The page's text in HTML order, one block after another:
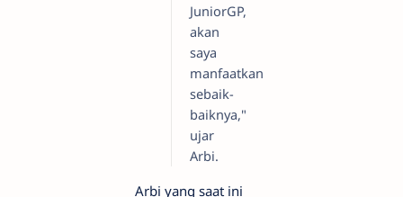
JuniorGP,
akan
saya
manfaatkan
sebaik-
baiknya,"
ujar
Arbi.
Arbi yang saat ini